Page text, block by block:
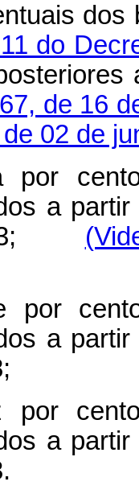
do
de 16
02 de
a
a
a